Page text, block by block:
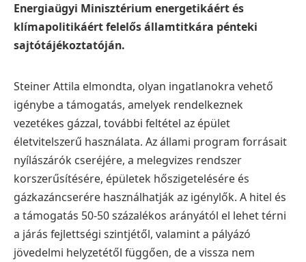
Energiaügyi Minisztérium energetikáért és
klímapolitikáért felelős államtitkára pénteki
sajtótájékoztatóján.
Steiner Attila elmondta, olyan ingatlanokra vehető
igénybe a támogatás, amelyek rendelkeznek
vezetékes gázzal, további feltétel az épület
életvitelszerű használata. Az állami program forrásait
nyílászárók cseréjére, a melegvizes rendszer
korszerűsítésére, épületek hőszigetelésére és
gázkazáncserére használhatják az igénylők. A hitel és
a támogatás 50-50 százalékos arányától el lehet térni
a járás fejlettségi szintjétől, valamint a pályázó
jövedelmi helyzetétől függően, de a vissza nem